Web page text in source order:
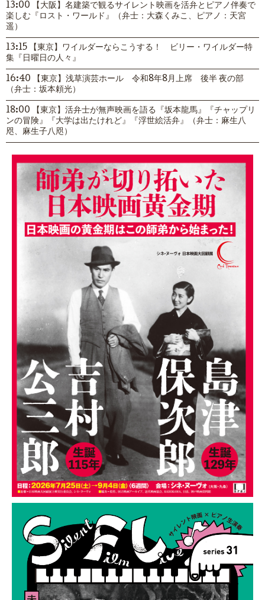
13:00 【大阪】名建築で観るサイレント映画を活弁とピアノ伴奏で
楽しむ『ロスト・ワールド』（弁士：大森くみこ、ピアノ：天宮
遥）
13:15 【東京】ワイルダーならこうする！ ビリー・ワイルダー特
集『日曜日の人々』
16:40 【東京】浅草演芸ホール 令和8年8月上席 後半 夜の部
（弁士：坂本頼光）
18:00 【東京】活弁士が無声映画を語る『坂本龍馬』『チャップリ
ンの冒険』『大学は出たけれど』『浮世絵活弁』（弁士：麻生八
咫、麻生子八咫）